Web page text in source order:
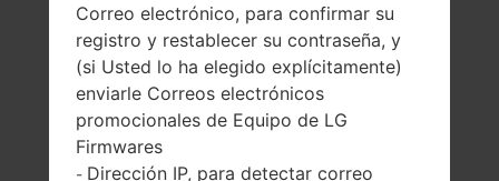
99.71 gramos
(3.49 onzas)
900 mAh
Correo electrónico, para confirmar su
registro y restablecer su contraseña, y
(si Usted lo ha elegido explícitamente)
enviarle Correos electrónicos
promocionales de Equipo de LG
Firmwares
- Dirección IP, para detectar correo